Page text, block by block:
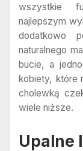
wszystkie
najlepszym
dodatkowo
naturalnego
bucie, a
kobiety, które
cholewką
wiele niższe.
Upalne